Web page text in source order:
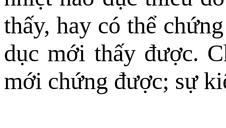
thấy, hay có thể
dục mới thấy được.
mới chứng được; sự